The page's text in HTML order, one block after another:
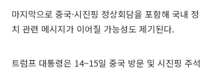
마지막으로 중국·시진핑 정상회담을 포함해 국내 정
치 관련 메시지가 이어질 가능성도 제기된다.
트럼프 대통령은 14~15일 중국 방문 및 시진핑 주석